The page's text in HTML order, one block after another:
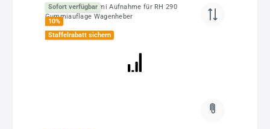
Sofort verfügbar
10%
Staffelrabatt sichern